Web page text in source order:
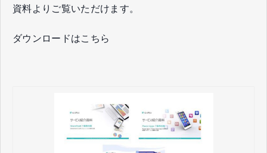
資料よりご覧いただけます。
ダウンロードはこちら